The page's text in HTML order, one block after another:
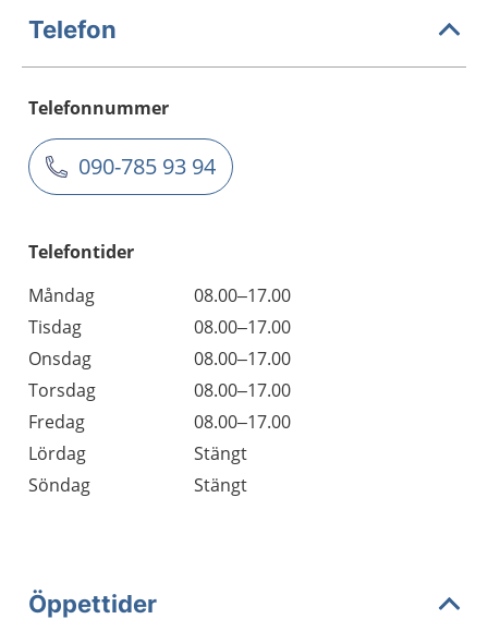
Telefon
Telefonnummer
090-785 93 94
Telefontider
Måndag
08.00–17.00
Tisdag
08.00–17.00
Onsdag
08.00–17.00
Torsdag
08.00–17.00
Fredag
08.00–17.00
Lördag
Stängt
Söndag
Stängt
Öppettider